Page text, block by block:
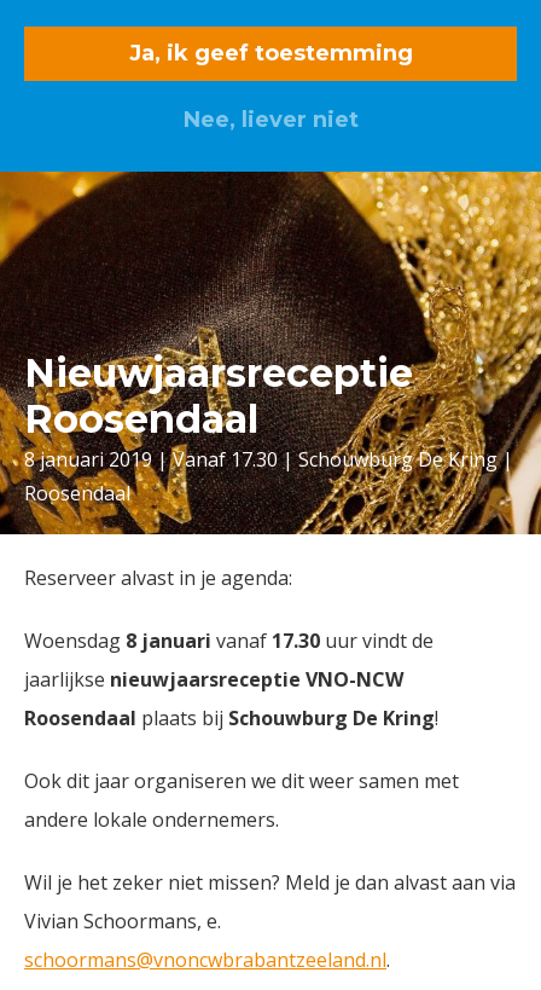
Ja, ik geef toestemming
Nee, liever niet
Nieuwjaarsreceptie
Roosendaal
8 januari 2019 | Vanaf 17.30 | Schouwburg De Kring |
Roosendaal
Reserveer alvast in je agenda:
Woensdag 8 januari vanaf 17.30 uur vindt de
jaarlijkse nieuwjaarsreceptie VNO-NCW
Roosendaal plaats bij Schouwburg De Kring!
Ook dit jaar organiseren we dit weer samen met
andere lokale ondernemers.
Wil je het zeker niet missen? Meld je dan alvast aan via
Vivian Schoormans, e.
schoormans@vnoncwbrabantzeeland.nl.